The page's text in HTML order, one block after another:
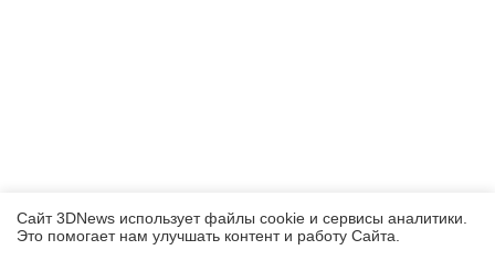
Сайт 3DNews использует файлы cookie и сервисы аналитики.
Это помогает нам улучшать контент и работу Cайта.